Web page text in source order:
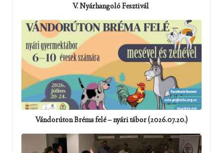
V. Nyárhangoló Fesztivál
Vándorúton Bréma felé – nyári tábor (2026.07.20.)